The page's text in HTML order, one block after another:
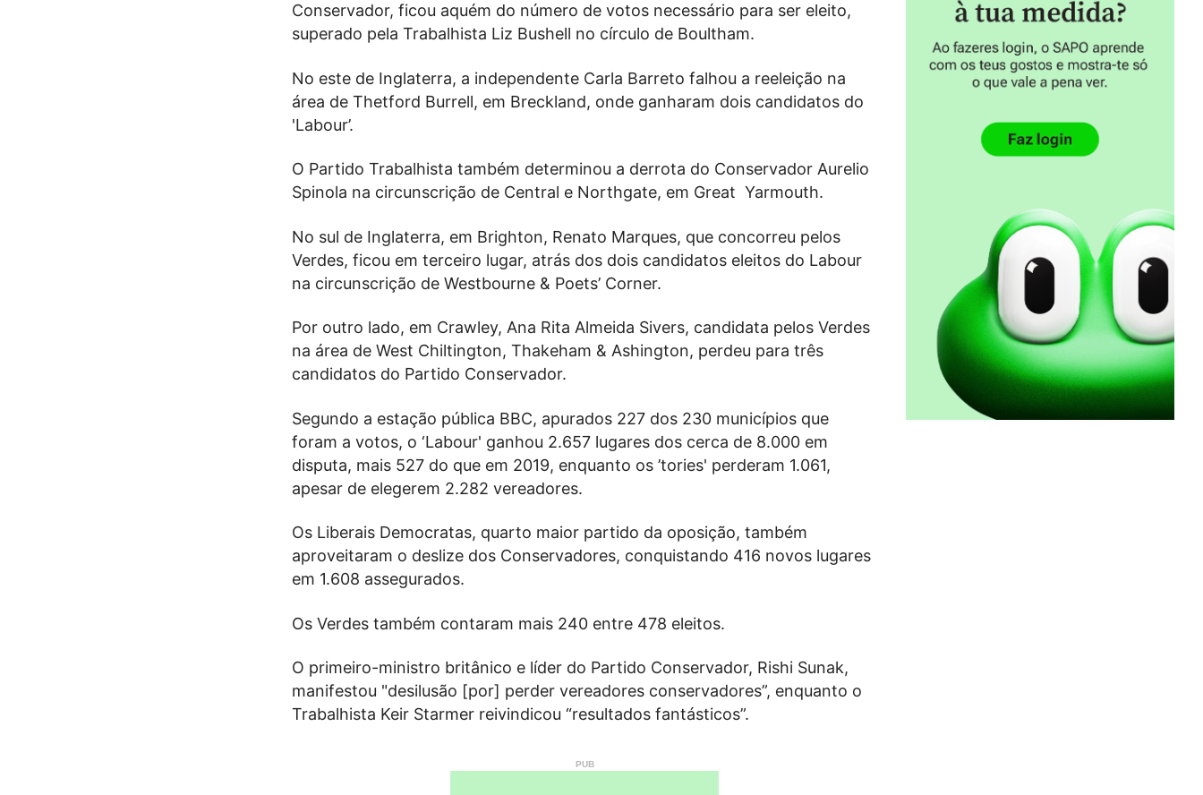
Conservador, ficou aquém do número de votos necessário para ser eleito,
superado pela Trabalhista Liz Bushell no círculo de Boultham.
No este de Inglaterra, a independente Carla Barreto falhou a reeleição na
área de Thetford Burrell, em Breckland, onde ganharam dois candidatos do
'Labour’.
O Partido Trabalhista também determinou a derrota do Conservador Aurelio
Spinola na circunscrição de Central e Northgate, em Great Yarmouth.
No sul de Inglaterra, em Brighton, Renato Marques, que concorreu pelos
Verdes, ficou em terceiro lugar, atrás dos dois candidatos eleitos do Labour
na circunscrição de Westbourne & Poets’ Corner.
Por outro lado, em Crawley, Ana Rita Almeida Sivers, candidata pelos Verdes
na área de West Chiltington, Thakeham & Ashington, perdeu para três
candidatos do Partido Conservador.
Segundo a estação pública BBC, apurados 227 dos 230 municípios que
foram a votos, o ‘Labour' ganhou 2.657 lugares dos cerca de 8.000 em
disputa, mais 527 do que em 2019, enquanto os ’tories' perderam 1.061,
apesar de elegerem 2.282 vereadores.
Os Liberais Democratas, quarto maior partido da oposição, também
aproveitaram o deslize dos Conservadores, conquistando 416 novos lugares
em 1.608 assegurados.
Os Verdes também contaram mais 240 entre 478 eleitos.
O primeiro-ministro britânico e líder do Partido Conservador, Rishi Sunak,
manifestou "desilusão [por] perder vereadores conservadores”, enquanto o
Trabalhista Keir Starmer reivindicou “resultados fantásticos”.